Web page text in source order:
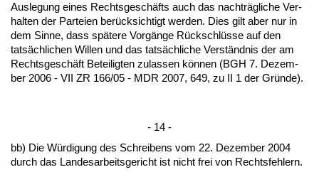
Aus­le­gung ei­nes Rechts­geschäfts auch das nachträgli­che Ver­
hal­ten der Par­tei­en berück­sich­tigt wer­den. Dies gilt aber nur in
dem Sin­ne, dass späte­re Vorgänge Rück­schlüsse auf den
tatsächli­chen Wil­len und das tatsächli­che Verständ­nis der am
Rechts­geschäft Be­tei­lig­ten zu­las­sen können (BGH 7. De­zem­
ber 2006 - VII ZR 166/05 - MDR 2007, 649, zu II 1 der Gründe).
- 14 -
bb) Die Würdi­gung des Schrei­bens vom 22. De­zem­ber 2004
durch das Lan­des­ar­beits­ge­richt ist nicht frei von Rechts­feh­lern.